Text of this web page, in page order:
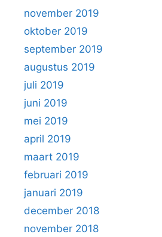
november 2019
oktober 2019
september 2019
augustus 2019
juli 2019
juni 2019
mei 2019
april 2019
maart 2019
februari 2019
januari 2019
december 2018
november 2018